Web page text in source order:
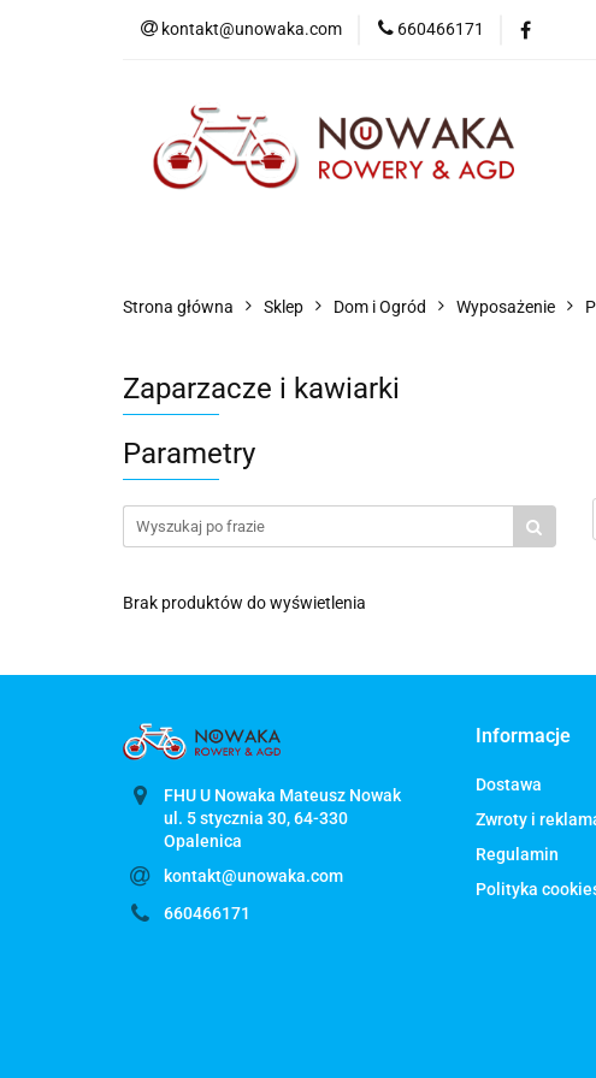
kontakt@unowaka.com 660466171
Strona główna Sklep Dom i Ogród Wyposażenie
Zaparzacze i kawiarki
Parametry
Brak produktów do wyświetlenia
FHU U Nowaka Mateusz Nowak
ul. 5 stycznia 30, 64-330
kontakt@unowaka.com
660466171
Informacje
Dostawa
Zwroty i
Regulamin
Polityka